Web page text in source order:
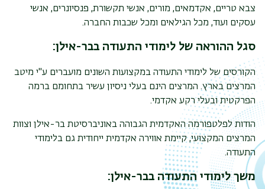
צבא טריים, אקדמאים, מורים, אנשי תקשורת, פנסיונרים, אנשי
עסקים ועוד, מכל הגילאים ומכל שכבות החברה.
סגל ההוראה של לימודי התעודה בבר-אילן:
הקורסים של לימודי התעודה במקצועות השונים מועברים ע"י מיטב
המרצים בארץ. המרצים הינם בעלי ניסיון עשיר בתחומם ברמה
הפרקטית ובעלי רקע אקדמי.
הודות לפלטפורמה האקדמית הגבוהה באוניברסיטת בר-אילן וצוות
המרצים המקצועי, קיימת אווירה אקדמית ייחודית גם בלימודי
התעודה.
משך לימודי התעודה בבר-אילן: